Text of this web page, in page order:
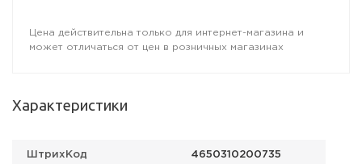
Цена действительна только для интернет-магазина и
может отличаться от цен в розничных магазинах
Характеристики
ШтрихКод 4650310200735